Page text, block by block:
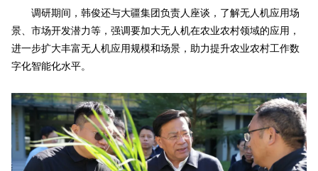
调研期间，韩俊还与大疆集团负责人座谈，了解无人机应用场
景、市场开发潜力等，强调要加大无人机在农业农村领域的应用，
进一步扩大丰富无人机应用规模和场景，助力提升农业农村工作数
字化智能化水平。